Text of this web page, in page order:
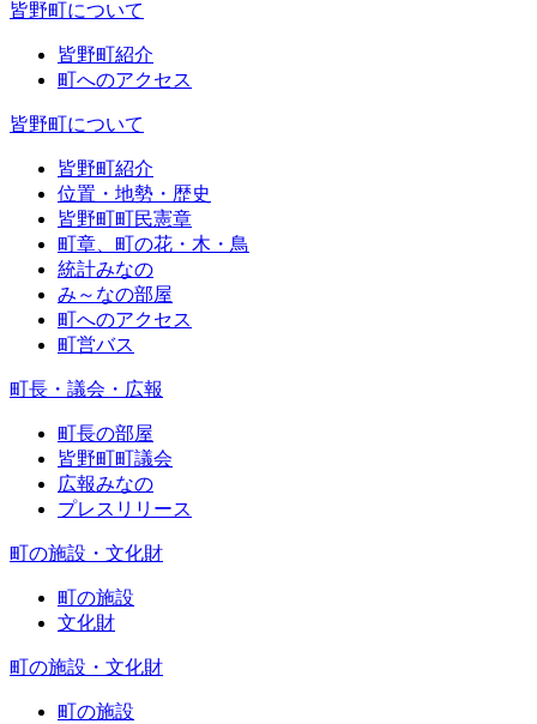
皆野町について
皆野町紹介
町へのアクセス
皆野町について
皆野町紹介
位置・地勢・歴史
皆野町町民憲章
町章、町の花・木・鳥
統計みなの
み～なの部屋
町へのアクセス
町営バス
町長・議会・広報
町長の部屋
皆野町町議会
広報みなの
プレスリリース
町の施設・文化財
町の施設
文化財
町の施設・文化財
町の施設